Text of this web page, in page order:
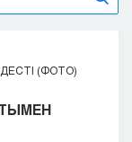
(ФОТО)